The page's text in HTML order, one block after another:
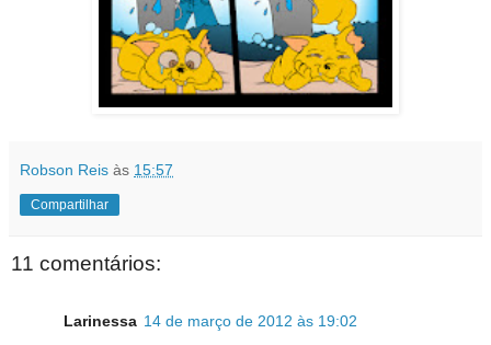
Robson Reis às 15:57
Compartilhar
11 comentários:
Larinessa 14 de março de 2012 às 19:02